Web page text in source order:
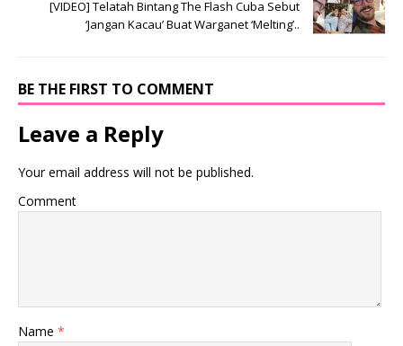
[VIDEO] Telatah Bintang The Flash Cuba Sebut
‘Jangan Kacau’ Buat Warganet ‘Melting’..
BE THE FIRST TO COMMENT
Leave a Reply
Your email address will not be published.
Comment
Name *